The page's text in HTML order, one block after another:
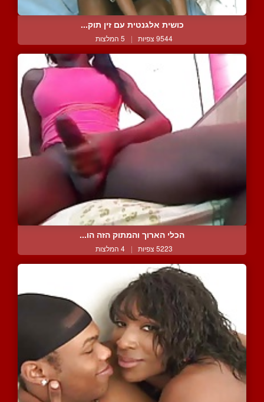
כושית אלגנטית עם זין תוק...
9544 צפיות | 5 המלצות
הכלי הארוך והמתוק הזה הו...
5223 צפיות | 4 המלצות